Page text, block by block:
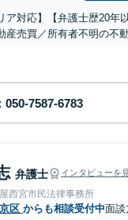
ア対応】【弁護士歴20
産売買／所有者不明の不
弁護士 インタビューを
西宮市民法律事務所
区 からも相談受付中面談